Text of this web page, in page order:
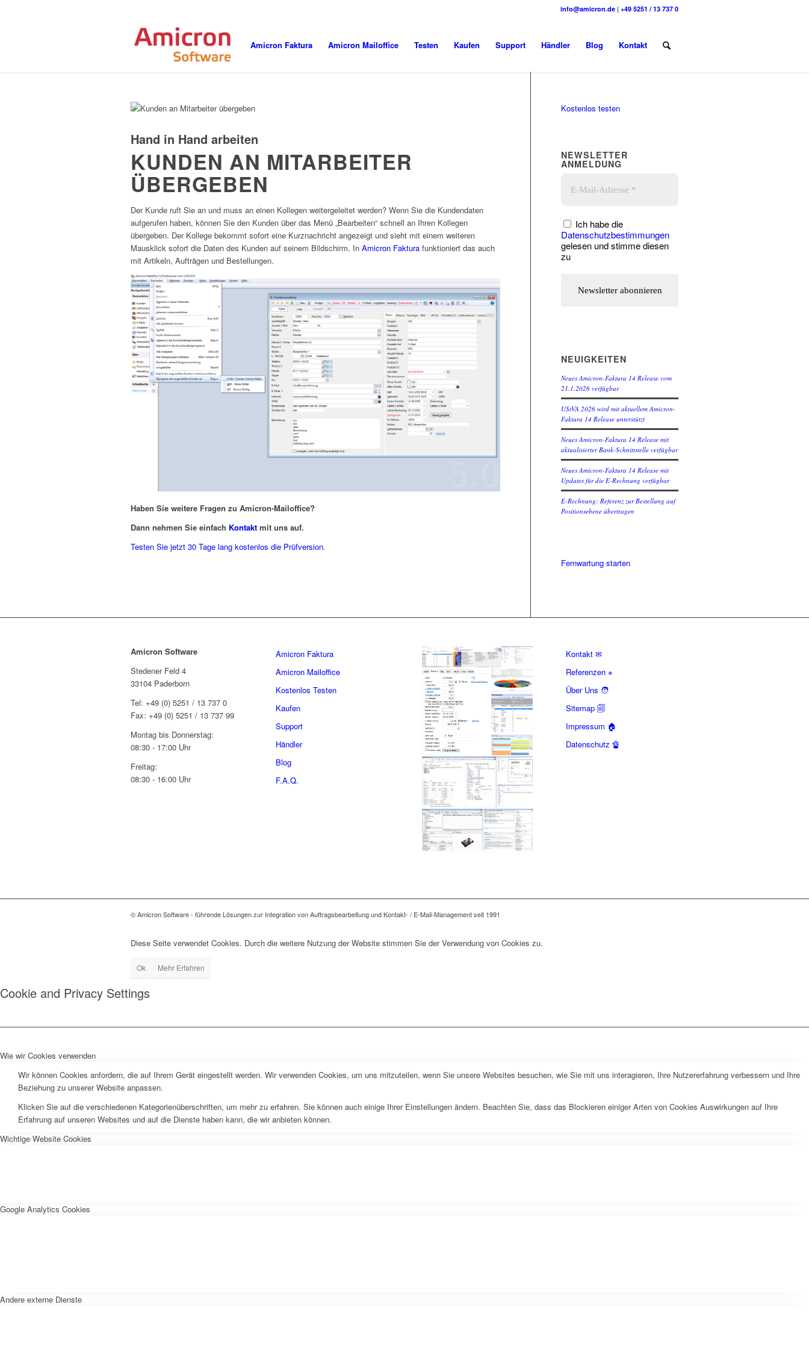
info@amicron.de | +49 5251 / 13 737 0
Amicron Faktura Amicron Mailoffice Testen Kaufen Support Händler Blog Kontakt
Hand in Hand arbeiten
KUNDEN AN MITARBEITER
ÜBERGEBEN
Der Kunde ruft Sie an und muss an einen Kollegen weitergeleitet werden? Wenn Sie die Kundendaten
aufgerufen haben, können Sie den Kunden über das Menü „Bearbeiten“ schnell an Ihren Kollegen
übergeben. Der Kollege bekommt sofort eine Kurznachricht angezeigt und sieht mit einem weiteren
Mausklick sofort die Daten des Kunden auf seinem Bildschirm. In Amicron Faktura funktioniert das auch
mit Artikeln, Aufträgen und Bestellungen.
Haben Sie weitere Fragen zu Amicron-Mailoffice?
Dann nehmen Sie einfach Kontakt mit uns auf.
Testen Sie jetzt 30 Tage lang kostenlos die Prüfversion.
Kostenlos testen
NEWSLETTER
ANMELDUNG
Ich habe die
Datenschutzbestimmungen
gelesen und stimme diesen
zu
NEUIGKEITEN
Neues Amicron-Faktura 14 Release vom
21.1.2026 verfügbar
UStVA 2026 wird mit aktuellem Amicron-
Faktura 14 Release unterstützt
Neues Amicron-Faktura 14 Release mit
aktualisierter Bank-Schnittstelle verfügbar
Neues Amicron-Faktura 14 Release mit
Updates für die E-Rechnung verfügbar
E-Rechnung: Referenz zur Bestellung auf
Positionsebene übertragen
Fernwartung starten
Amicron Software
Stedener Feld 4
33104 Paderborn
Tel: +49 (0) 5251 / 13 737 0
Fax: +49 (0) 5251 / 13 737 99
Montag bis Donnerstag:
08:30 - 17:00 Uhr
Freitag:
08:30 - 16:00 Uhr
Amicron Faktura
Amicron Mailoffice
Kostenlos Testen
Kaufen
Support
Händler
Blog
F.A.Q.
Kontakt ✉
Referenzen ※
Über Uns 🧑
Sitemap 🗐
Impressum 🏠
Datenschutz 🔏
© Amicron Software - führende Lösungen zur Integration von Auftragsbearbeitung und Kontakt- / E-Mail-Management seit 1991
Diese Seite verwendet Cookies. Durch die weitere Nutzung der Website stimmen Sie der Verwendung von Cookies zu.
Ok Mehr Erfahren
Cookie and Privacy Settings
Wie wir Cookies verwenden
Wir können Cookies anfordern, die auf Ihrem Gerät eingestellt werden. Wir verwenden Cookies, um uns mitzuteilen, wenn Sie unsere Websites besuchen, wie Sie mit uns interagieren, Ihre Nutzererfahrung verbessern und Ihre
Beziehung zu unserer Website anpassen.
Klicken Sie auf die verschiedenen Kategorienüberschriften, um mehr zu erfahren. Sie können auch einige Ihrer Einstellungen ändern. Beachten Sie, dass das Blockieren einiger Arten von Cookies Auswirkungen auf Ihre
Erfahrung auf unseren Websites und auf die Dienste haben kann, die wir anbieten können.
Wichtige Website Cookies
Google Analytics Cookies
Andere externe Dienste